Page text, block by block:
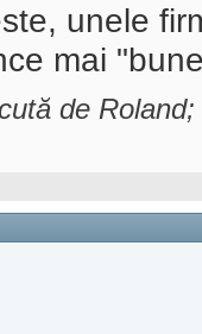
unele
mai
de